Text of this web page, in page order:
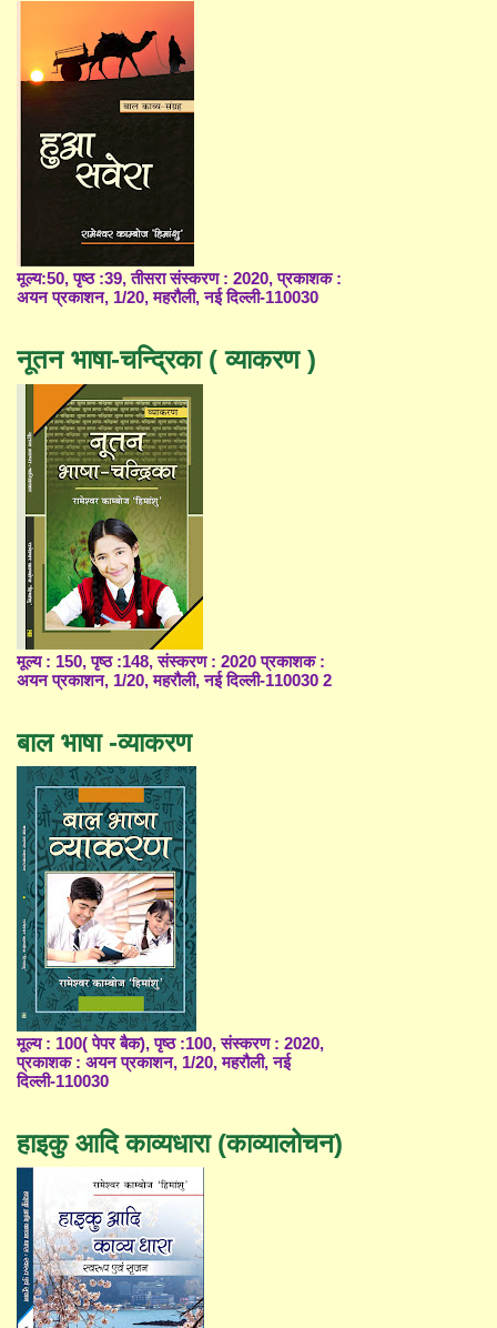
मूल्य:50, पृष्ठ :39, तीसरा संस्करण : 2020, प्रकाशक :
अयन प्रकाशन, 1/20, महरौली, नई दिल्ली-110030
नूतन भाषा-चन्द्रिका ( व्याकरण )
मूल्य : 150, पृष्ठ :148, संस्करण : 2020 प्रकाशक :
अयन प्रकाशन, 1/20, महरौली, नई दिल्ली-110030 2
बाल भाषा -व्याकरण
मूल्य : 100( पेपर बैक), पृष्ठ :100, संस्करण : 2020,
प्रकाशक : अयन प्रकाशन, 1/20, महरौली, नई
दिल्ली-110030
हाइकु आदि काव्यधारा (काव्यालोचन)